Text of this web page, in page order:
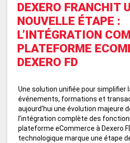
DEXERO FRANCHIT
NOUVELLE ÉTAPE :
L’INTÉGRATION
PLATEFORME
DEXERO FD
Une solution unifiée pour simplifier
événements, formations et
aujourd’hui une évolution majeure
l’intégration complète des
plateforme eCommerce à Dexero
technologique marque une étape